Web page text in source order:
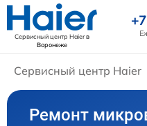
Сервисный центр Haierв
Воронеже
Сервисный центр Haier
Ремонт